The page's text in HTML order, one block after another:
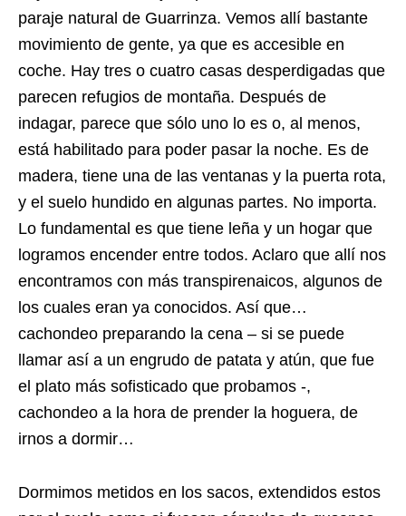
paraje natural de Guarrinza. Vemos allí bastante
movimiento de gente, ya que es accesible en
coche. Hay tres o cuatro casas desperdigadas que
parecen refugios de montaña. Después de
indagar, parece que sólo uno lo es o, al menos,
está habilitado para poder pasar la noche. Es de
madera, tiene una de las ventanas y la puerta rota,
y el suelo hundido en algunas partes. No importa.
Lo fundamental es que tiene leña y un hogar que
logramos encender entre todos. Aclaro que allí nos
encontramos con más transpirenaicos, algunos de
los cuales eran ya conocidos. Así que…
cachondeo preparando la cena – si se puede
llamar así a un engrudo de patata y atún, que fue
el plato más sofisticado que probamos -,
cachondeo a la hora de prender la hoguera, de
irnos a dormir…
Dormimos metidos en los sacos, extendidos estos